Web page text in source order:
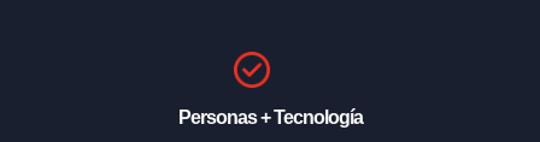
Personas + Tecnología